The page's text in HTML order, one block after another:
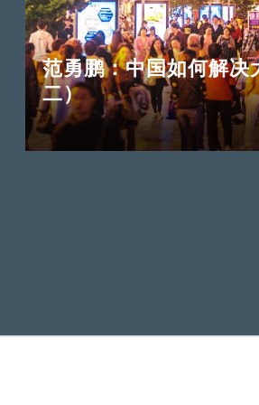
范勇鹏：中国如何解决
二）